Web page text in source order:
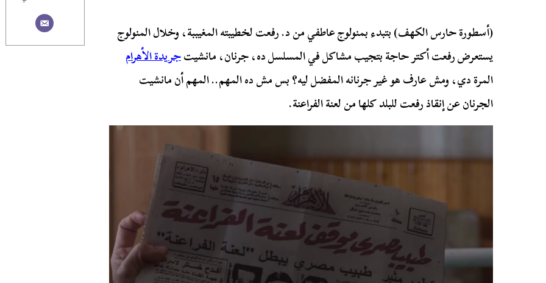
(أسطورة حارس الكهف) بتبدء بمنولوج عاطفي مند. رفعتلخطيبته المغيببة، وخلال المنولوج
يستعرضرفعتأكتر حاجة بتجيب مشاكل في المسلسل ده، جرنان، مانشيتجريدة الأهرام
المرة دي، ومش عارف هو غير جرنانه المفضل ليه؟ بس مش ده المهم.. المهم أن مانشيت
الجرنان عن إنقاذرفعتللبلد كلها من لعنة الفراعنة.